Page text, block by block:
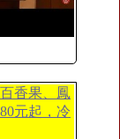
香果、鳳
元起，冷